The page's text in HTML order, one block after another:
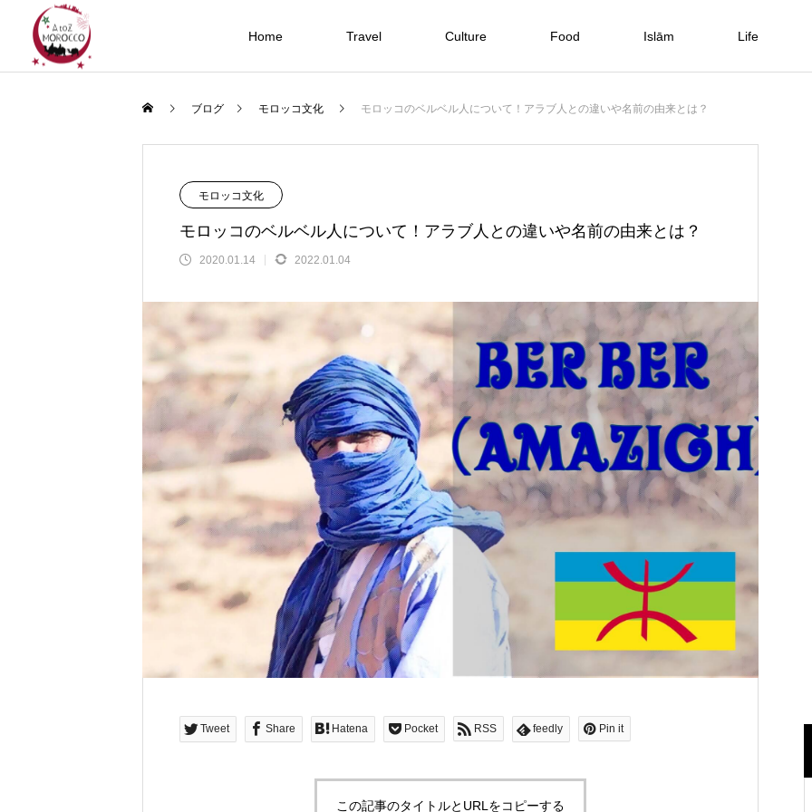
Home Travel Culture Food Islām Life
モロッコ旅行の旅費の相場は？ツアー
プランナーが教える賢い旅のススメ
2022.01.08
モロッコの屋台料理を堪能するマラケ
シューフナ広場の迷い方
2021.12.30
モロッコ旅行の旅費の相場は？ツアー
プランナーが教える賢い旅のススメ
2022.01.08
モロッコの通貨やレートは？損しない
両替方法やクレジットカード事情！
2021.11.04
モロッコの世界遺産9ヶ所の一覧と地
図を公開！必見の美しい街や城塞
2020.04.13
ヨーロッパの雰囲気漂う「エッサウィ
ラ」の観光情報！行き方も解説
2020.02.19
【モロッコの民族衣装】情緒溢れる異
国の旅をより楽しむ秘訣とは
2021.11.23
すべて手作業？！モロッコのモザイク
タイル「ゼリージュ」について
2020.03.13
モロッコの世界遺産9ヶ所の一覧と地
図を公開！必見の美しい街や城塞
2020.04.13
アラビア語初心者の独学勉強法！効率
的に基礎から身につけよう
2020.06.19
自宅で独学可能！Udemyのアラビア
語オンライン講座が良かった話
2020.05.09
モロッコ名物料理を堪能！食いしん坊
さんのためのグルメ完全ガイド
2024.07.10
【モロッコのパン】バットボット（B
atbout）の作り方
2022.04.03
ラマダン中のモロッコ旅行について！
観光する際の注意点とは？｜2021年
版
2020.08.03
ハラールフードショップは日本人でも
楽しめる！｜通販サイトもOPEN
2020.06.02
ブログ モロッコ文化 モロッコのベルベル人について！アラブ人との違いや名前の由来とは？
モロッコ文化
モロッコのベルベル人について！アラブ人との違いや名前の由来とは？
2020.01.14 2022.01.04
Tweet Share Hatena Pocket RSS feedly Pin it
この記事のタイトルとURLをコピーする